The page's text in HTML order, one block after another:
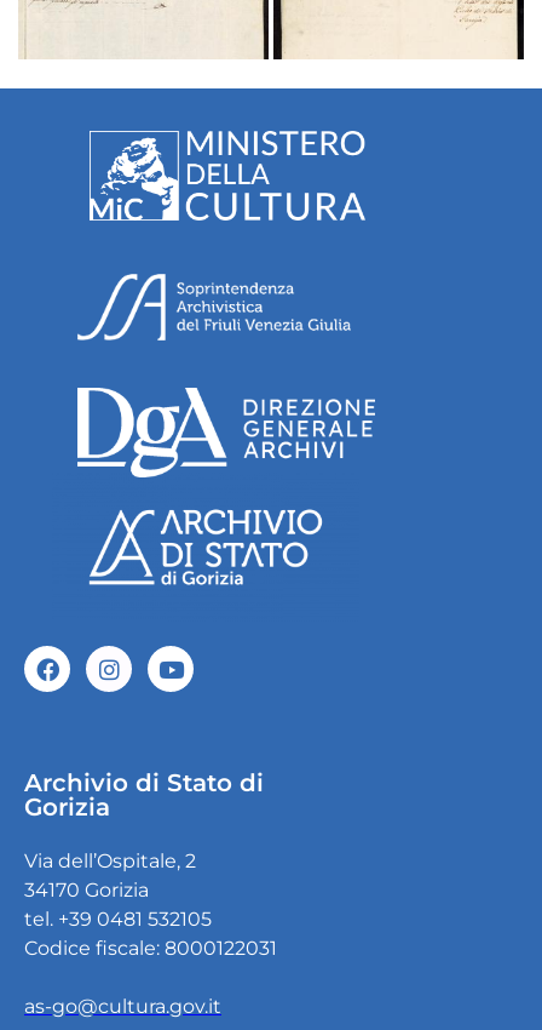
Archivio di Stato di
Gorizia
Via dell’Ospitale, 2
34170 Gorizia
tel. +39 0481 532105
Codice fiscale: 8000122031
as-go@cultura.gov.it